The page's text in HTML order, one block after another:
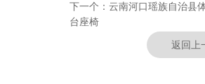
下一个： 云南河口瑶族自治县
台座椅
返回上